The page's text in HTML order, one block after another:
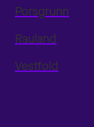
Porsgrunn
Rauland
Vestfold